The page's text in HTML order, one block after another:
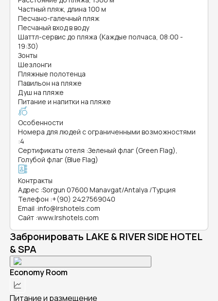
Частный пляж, длина 100 м
Песчано-галечный пляж
Песчаный вход в воду
Шаттл-сервис до пляжа (Каждые полчаса, 08:00 -
19:30)
Зонты
Шезлонги
Пляжные полотенца
Павильон на пляже
Душ на пляже
Питание и напитки на пляже
Особенности
Номера для людей с ограниченными возможностями
:4
Сертификаты отеля :Зеленый флаг (Green Flag),
Голубой флаг (Blue Flag)
Контракты
Адрес :Sorgun 07600 Manavgat/Antalya /Турция
Телефон :+(90) 2427569040
Email :info@lrshotels.com
Сайт :www.lrshotels.com
Забронировать LAKE & RIVER SIDE HOTEL
& SPA
Economy Room
Питание и размещение